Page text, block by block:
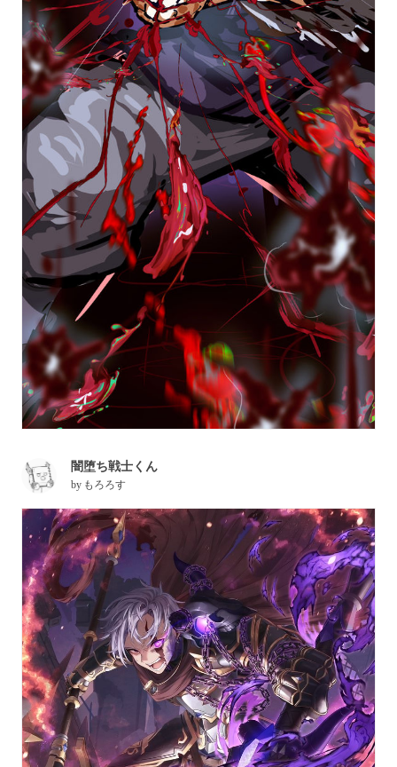
闇堕ち戦士くん
by もろろす